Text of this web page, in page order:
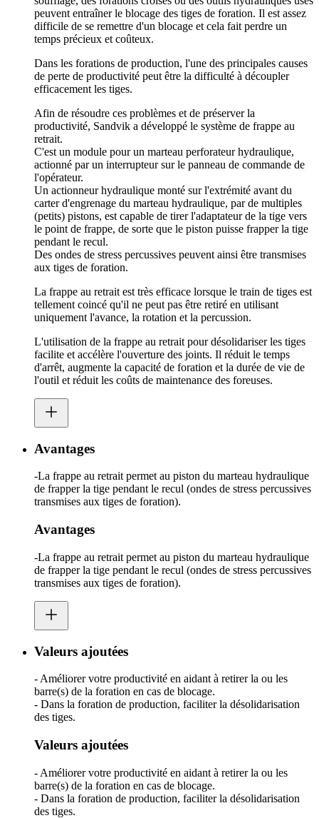
peuvent entraîner le blocage des tiges de foration. Il est assez
difficile de se remettre d'un blocage et cela fait perdre un
temps précieux et coûteux.
Dans les forations de production, l'une des principales causes
de perte de productivité peut être la difficulté à découpler
efficacement les tiges.
Afin de résoudre ces problèmes et de préserver la
productivité, Sandvik a développé le système de frappe au
retrait.
C'est un module pour un marteau perforateur hydraulique,
actionné par un interrupteur sur le panneau de commande de
l'opérateur.
Un actionneur hydraulique monté sur l'extrémité avant du
carter d'engrenage du marteau hydraulique, par de multiples
(petits) pistons, est capable de tirer l'adaptateur de la tige vers
le point de frappe, de sorte que le piston puisse frapper la tige
pendant le recul.
Des ondes de stress percussives peuvent ainsi être transmises
aux tiges de foration.
La frappe au retrait est très efficace lorsque le train de tiges est
tellement coincé qu'il ne peut pas être retiré en utilisant
uniquement l'avance, la rotation et la percussion.
L'utilisation de la frappe au retrait pour désolidariser les tiges
facilite et accélère l'ouverture des joints. Il réduit le temps
d'arrêt, augmente la capacité de foration et la durée de vie de
l'outil et réduit les coûts de maintenance des foreuses.
Avantages
-La frappe au retrait permet au piston du marteau hydraulique
de frapper la tige pendant le recul (ondes de stress percussives
transmises aux tiges de foration).
Avantages
-La frappe au retrait permet au piston du marteau hydraulique
de frapper la tige pendant le recul (ondes de stress percussives
transmises aux tiges de foration).
Valeurs ajoutées
- Améliorer votre productivité en aidant à retirer la ou les
barre(s) de la foration en cas de blocage.
- Dans la foration de production, faciliter la désolidarisation
des tiges.
Valeurs ajoutées
- Améliorer votre productivité en aidant à retirer la ou les
barre(s) de la foration en cas de blocage.
- Dans la foration de production, faciliter la désolidarisation
des tiges.